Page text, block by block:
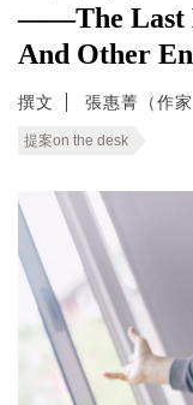
——The Last
And Other
撰文 張惠菁（作
提案on the desk